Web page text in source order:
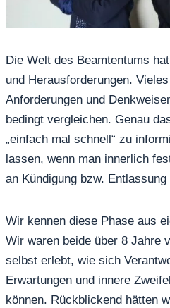
Die Welt des Beamtentums
und Herausforderungen.
Anforderungen und
bedingt vergleichen. Genau
„einfach mal schnell“ zu
lassen, wenn man innerlich
an Kündigung bzw.
Wir kennen diese Phase aus
Wir waren beide über 8 Jahre
selbst erlebt, wie sich
Erwartungen und innere
können. Rückblickend hätten